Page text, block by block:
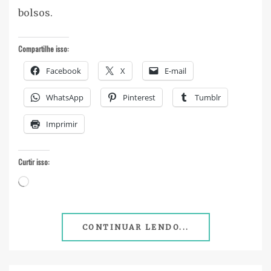
bolsos.
Compartilhe isso:
Facebook X E-mail
WhatsApp Pinterest Tumblr
Imprimir
Curtir isso:
Carregando...
CONTINUAR LENDO...